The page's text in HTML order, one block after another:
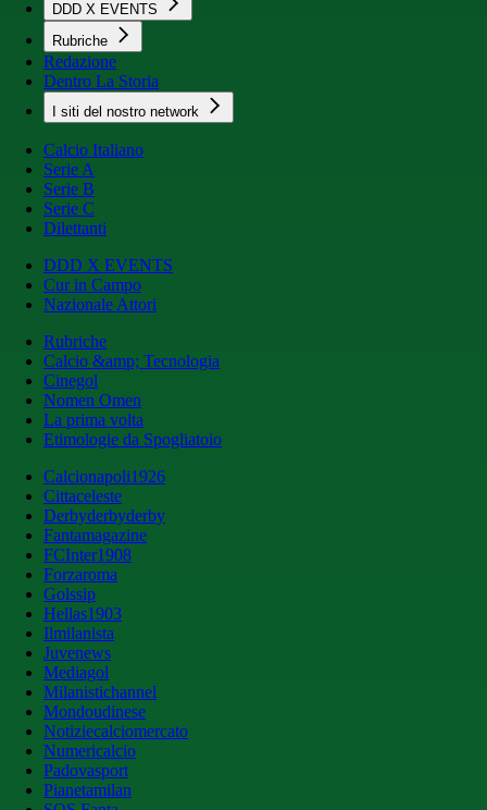
DDD X EVENTS
Rubriche
Redazione
Dentro La Storia
I siti del nostro network
Calcio Italiano
Serie A
Serie B
Serie C
Dilettanti
DDD X EVENTS
Cur in Campo
Nazionale Attori
Rubriche
Calcio &amp; Tecnologia
Cinegol
Nomen Omen
La prima volta
Etimologie da Spogliatoio
Calcionapoli1926
Cittaceleste
Derbyderbyderby
Fantamagazine
FCInter1908
Forzaroma
Golssip
Hellas1903
Ilmilanista
Juvenews
Mediagol
Milanistichannel
Mondoudinese
Notiziecalciomercato
Numericalcio
Padovasport
Pianetamilan